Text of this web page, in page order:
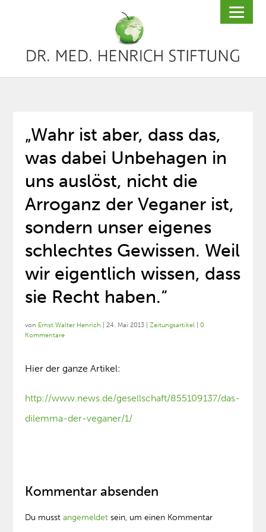
„Wahr ist aber, dass das,
was dabei Unbehagen in
uns auslöst, nicht die
Arroganz der Veganer ist,
sondern unser eigenes
schlechtes Gewissen. Weil
wir eigentlich wissen, dass
sie Recht haben.“
von Ernst Walter Henrich |24. Mai 2013 |Zeitungsartikel |0
Kommentare
Hier der ganze Artikel:
http://www.news.de/gesellschaft/855109137/das-
dilemma-der-veganer/1/
Kommentar absenden
Du musstangemeldet sein, um einen Kommentar